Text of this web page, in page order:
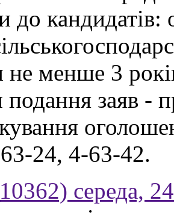
до кандидатів:
не менше 3
подання заяв -
24, 4-63-42.
середа,